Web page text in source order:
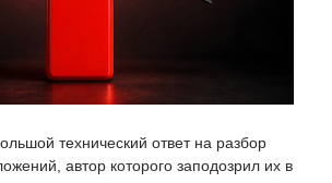
технический ответ на разбор
автор которого заподозрил их в